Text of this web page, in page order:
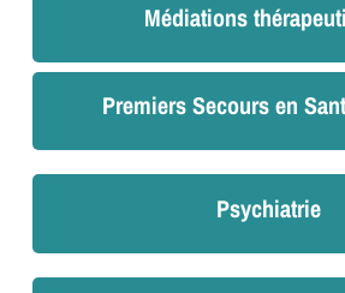
Médiations
Premiers Secours en
Psychiatrie